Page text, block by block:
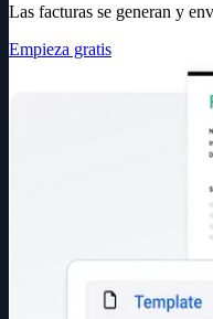
Las facturas se generan y
Empieza gratis